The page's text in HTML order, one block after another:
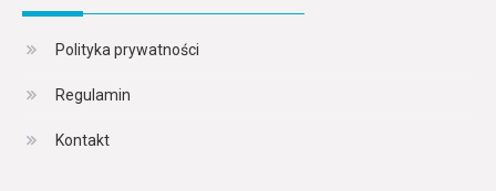
Polityka prywatności
Regulamin
Kontakt